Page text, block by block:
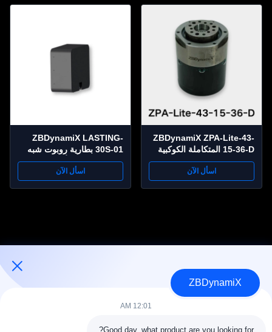
ZBDynamiX ZPA-Lite-43-
15-36-D المتكاملة الكوكبية
المشتركة محرك 33 نيمتر
العزم القصوى، 80 دورة في
الدقيقة، OD56 ملم
اسأل الآن
ZBDynamiX LASTING-
30S-01 بطارية روبوت شبه
صلبة | سعة 30 أمبير في
أمبير، تيار تفريغ ذروة 110
اسأل الآن
ZBDynamiX
12:01 AM
Good day, what product are you looking for?